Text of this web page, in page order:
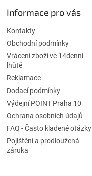
Informace pro vás
Kontakty
Obchodní podmínky
Vrácení zboží ve 14denní
lhůtě
Reklamace
Dodací podmínky
Výdejní POINT Praha 10
Ochrana osobních údajů
FAQ - Často kladené otázky
Pojištění a prodloužená
záruka